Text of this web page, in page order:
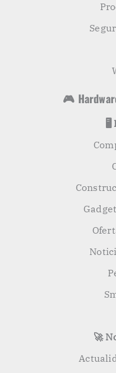
🎮
🖥️
🚀